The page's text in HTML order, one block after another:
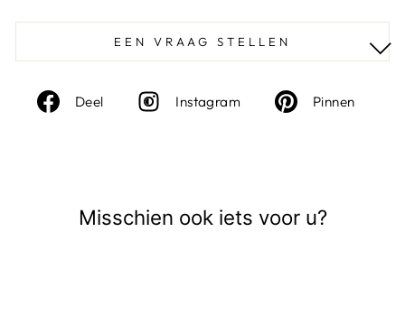
EEN VRAAG STELLEN
Deel
Deel
Instagram InstagramPinnen
Misschien ook iets voor u?